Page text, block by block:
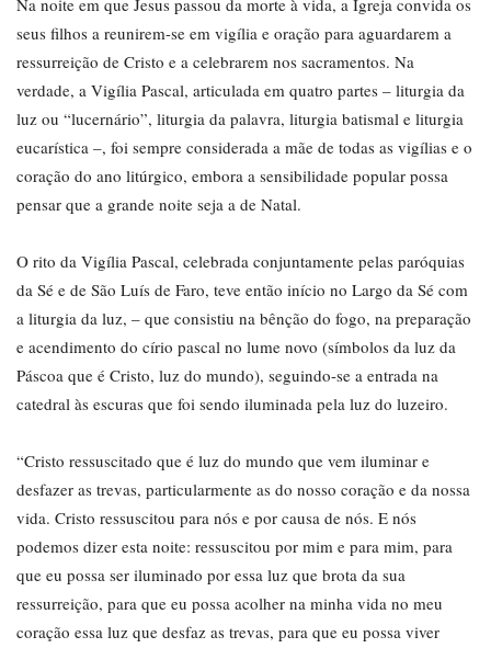
Na noite em que Jesus passou da morte à vida, a Igreja convida os
seus filhos a reunirem-se em vigília e oração para aguardarem a
ressurreição de Cristo e a celebrarem nos sacramentos. Na
verdade, a Vigília Pascal, articulada em quatro partes – liturgia da
luz ou “lucernário”, liturgia da palavra, liturgia batismal e liturgia
eucarística –, foi sempre considerada a mãe de todas as vigílias e o
coração do ano litúrgico, embora a sensibilidade popular possa
pensar que a grande noite seja a de Natal.
O rito da Vigília Pascal, celebrada conjuntamente pelas paróquias
da Sé e de São Luís de Faro, teve então início no Largo da Sé com
a liturgia da luz, – que consistiu na bênção do fogo, na preparação
e acendimento do círio pascal no lume novo (símbolos da luz da
Páscoa que é Cristo, luz do mundo), seguindo-se a entrada na
catedral às escuras que foi sendo iluminada pela luz do luzeiro.
“Cristo ressuscitado que é luz do mundo que vem iluminar e
desfazer as trevas, particularmente as do nosso coração e da nossa
vida. Cristo ressuscitou para nós e por causa de nós. E nós
podemos dizer esta noite: ressuscitou por mim e para mim, para
que eu possa ser iluminado por essa luz que brota da sua
ressurreição, para que eu possa acolher na minha vida no meu
coração essa luz que desfaz as trevas, para que eu possa viver